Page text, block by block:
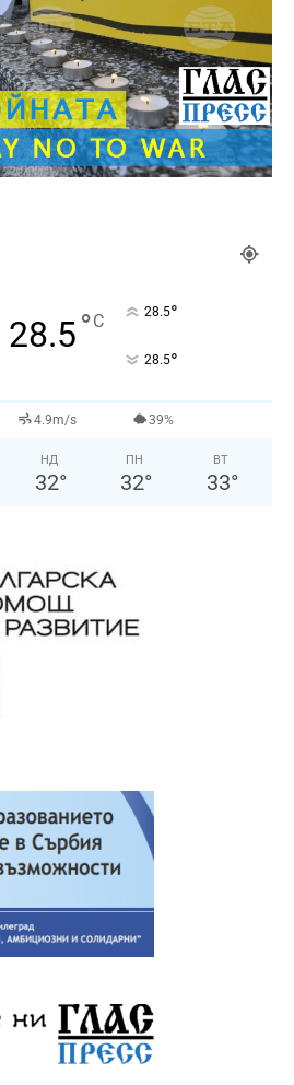
28.5°C 28.5°
28.5°
4.9m/s 39%
НД
32°
ПН
32°
ВТ
33°